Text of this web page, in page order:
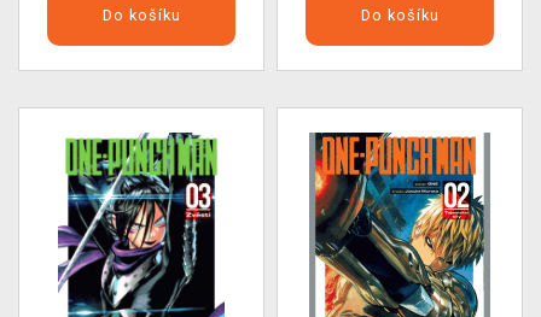
Do košíku Do košíku